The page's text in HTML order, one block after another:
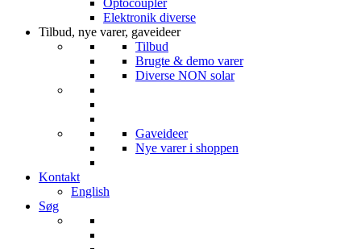
Optocoupler
Elektronik diverse
Tilbud, nye varer, gaveideer
Tilbud
Brugte & demo varer
Diverse NON solar
Gaveideer
Nye varer i shoppen
Kontakt
English
Søg